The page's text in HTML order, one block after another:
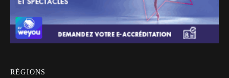
RÉGIONS